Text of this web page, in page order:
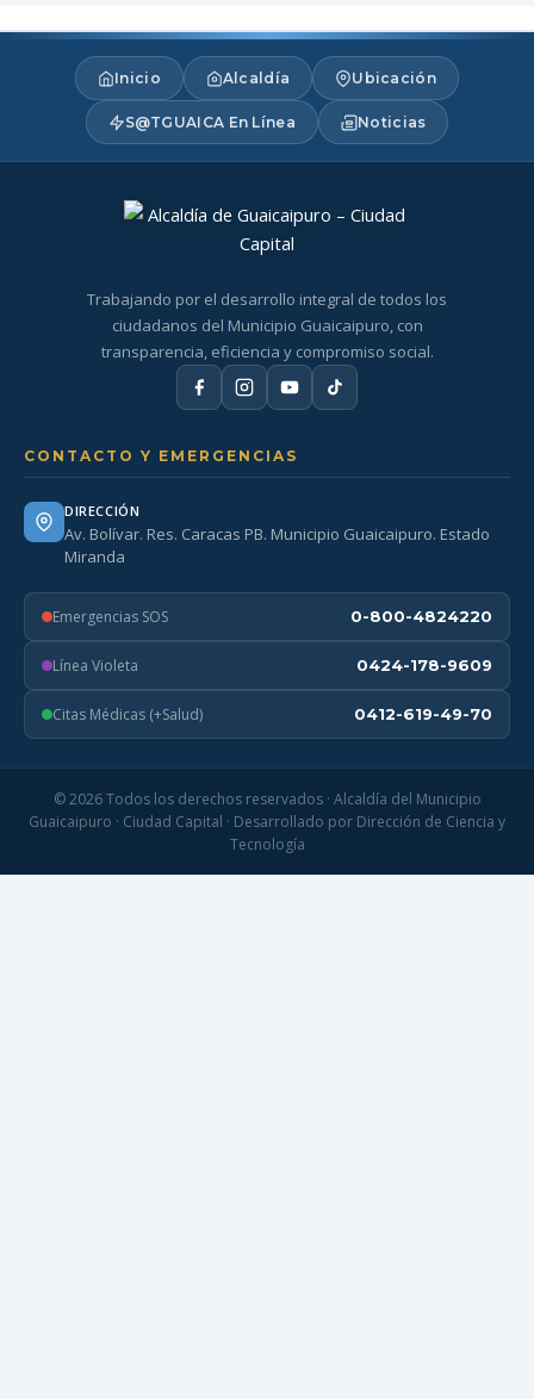
Inicio Alcaldía Ubicación
S@TGUAICA En Línea Noticias
Trabajando por el desarrollo integral de todos los
ciudadanos del Municipio Guaicaipuro, con
transparencia, eficiencia y compromiso social.
CONTACTO Y EMERGENCIAS
DIRECCIÓN
Av. Bolívar. Res. Caracas PB. Municipio Guaicaipuro. Estado
Miranda
Emergencias SOS 0-800-4824220
Línea Violeta 0424-178-9609
Citas Médicas (+Salud) 0412-619-49-70
© 2026 Todos los derechos reservados · Alcaldía del Municipio
Guaicaipuro · Ciudad Capital · Desarrollado por Dirección de Ciencia y
Tecnología